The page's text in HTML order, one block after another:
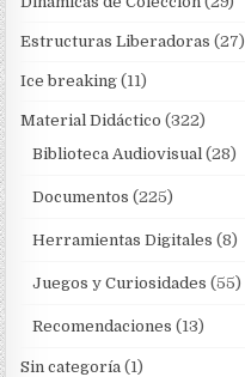
Estructuras Liberadoras (27)
Ice breaking (11)
Material Didáctico (322)
Biblioteca Audiovisual (28)
Documentos (225)
Herramientas Digitales (8)
Juegos y Curiosidades (55)
Recomendaciones (13)
Sin categoría (1)